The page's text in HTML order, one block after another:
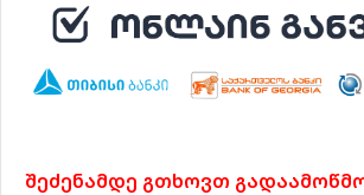
შეძენამდე გთხოვთ